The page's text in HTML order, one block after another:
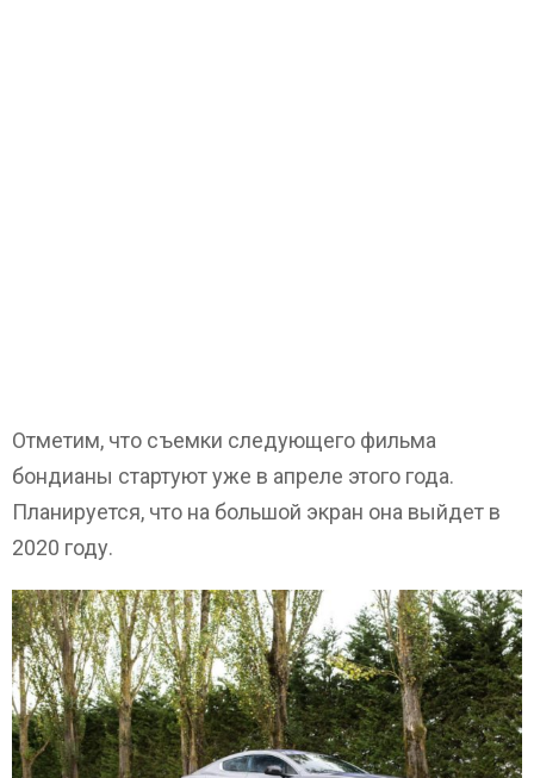
Отметим, что съемки следующего фильма
бондианы стартуют уже в апреле этого года.
Планируется, что на большой экран она выйдет в
2020 году.